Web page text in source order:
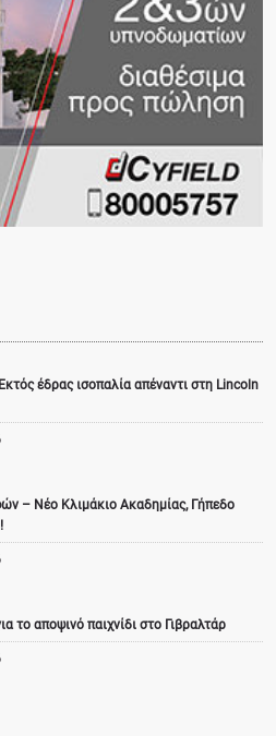
έδρας ισοπαλία απέναντι στη Lincoln
– Νέο Κλιμάκιο Ακαδημίας, Γήπεδο
το αποψινό παιχνίδι στο Γιβραλτάρ